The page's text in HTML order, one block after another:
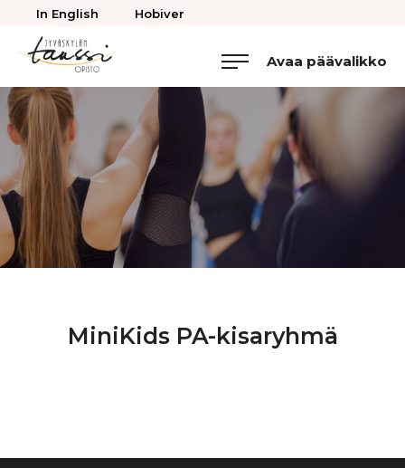
Takaisin
In English Hobiver
Jyväskylän
Tanssiopisto
Avaa päävalikko
MiniKids PA-kisaryhmä